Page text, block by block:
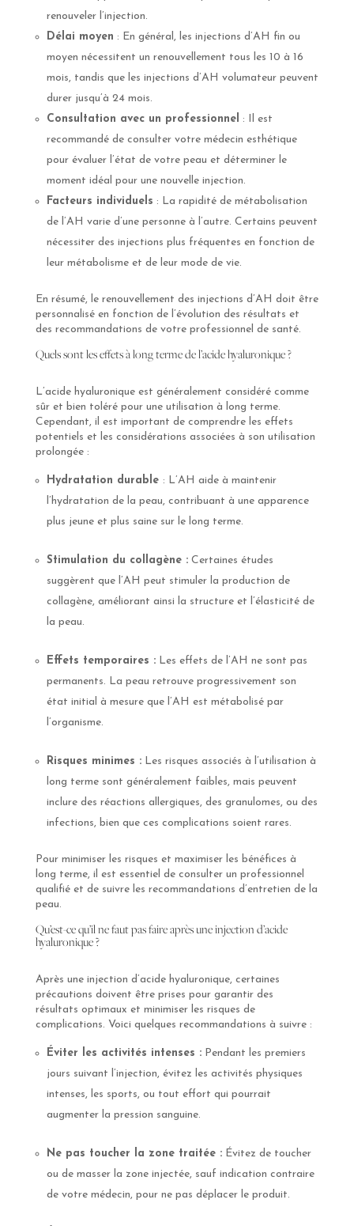
renouveler l’injection.
Délai moyen : En général, les injections d’AH fin ou
moyen nécessitent un renouvellement tous les 10 à 16
mois, tandis que les injections d’AH volumateur peuvent
durer jusqu’à 24 mois.
Consultation avec un professionnel : Il est
recommandé de consulter votre médecin esthétique
pour évaluer l’état de votre peau et déterminer le
moment idéal pour une nouvelle injection.
Facteurs individuels : La rapidité de métabolisation
de l’AH varie d’une personne à l’autre. Certains peuvent
nécessiter des injections plus fréquentes en fonction de
leur métabolisme et de leur mode de vie.
En résumé, le renouvellement des injections d’AH doit être
personnalisé en fonction de l’évolution des résultats et
des recommandations de votre professionnel de santé.
Quels sont les effets à long terme de l’acide hyaluronique ?
L’acide hyaluronique est généralement considéré comme
sûr et bien toléré pour une utilisation à long terme.
Cependant, il est important de comprendre les effets
potentiels et les considérations associées à son utilisation
prolongée :
Hydratation durable : L’AH aide à maintenir
l’hydratation de la peau, contribuant à une apparence
plus jeune et plus saine sur le long terme.
Stimulation du collagène :Certaines études
suggèrent que l’AH peut stimuler la production de
collagène, améliorant ainsi la structure et l’élasticité de
la peau.
Effets temporaires :Les effets de l’AH ne sont pas
permanents. La peau retrouve progressivement son
état initial à mesure que l’AH est métabolisé par
l’organisme.
Risques minimes :Les risques associés à l’utilisation à
long terme sont généralement faibles, mais peuvent
inclure des réactions allergiques, des granulomes, ou des
infections, bien que ces complications soient rares.
Pour minimiser les risques et maximiser les bénéfices à
long terme, il est essentiel de consulter un professionnel
qualifié et de suivre les recommandations d’entretien de la
peau.
Qu’est-ce qu’il ne faut pas faire après une injection d’acide
hyaluronique ?
Après une injection d’acide hyaluronique, certaines
précautions doivent être prises pour garantir des
résultats optimaux et minimiser les risques de
complications. Voici quelques recommandations à suivre :
Éviter les activités intenses :Pendant les premiers
jours suivant l’injection, évitez les activités physiques
intenses, les sports, ou tout effort qui pourrait
augmenter la pression sanguine.
Ne pas toucher la zone traitée :Évitez de toucher
ou de masser la zone injectée, sauf indication contraire
de votre médecin, pour ne pas déplacer le produit.